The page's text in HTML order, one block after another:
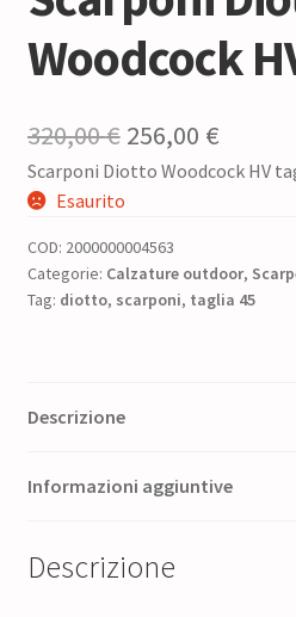
Woodcock
320,00€ Il
prezzo
era:
320,00 €.
256,00 €Il
prezzo
è:
256,00
Scarponi Diotto Woodcock HV
Esaurito
COD: 2000000004563
Categorie: Calzature outdoor,
Tag: diotto, scarponi, taglia 45
Descrizione
Informazioni aggiuntive
Descrizione